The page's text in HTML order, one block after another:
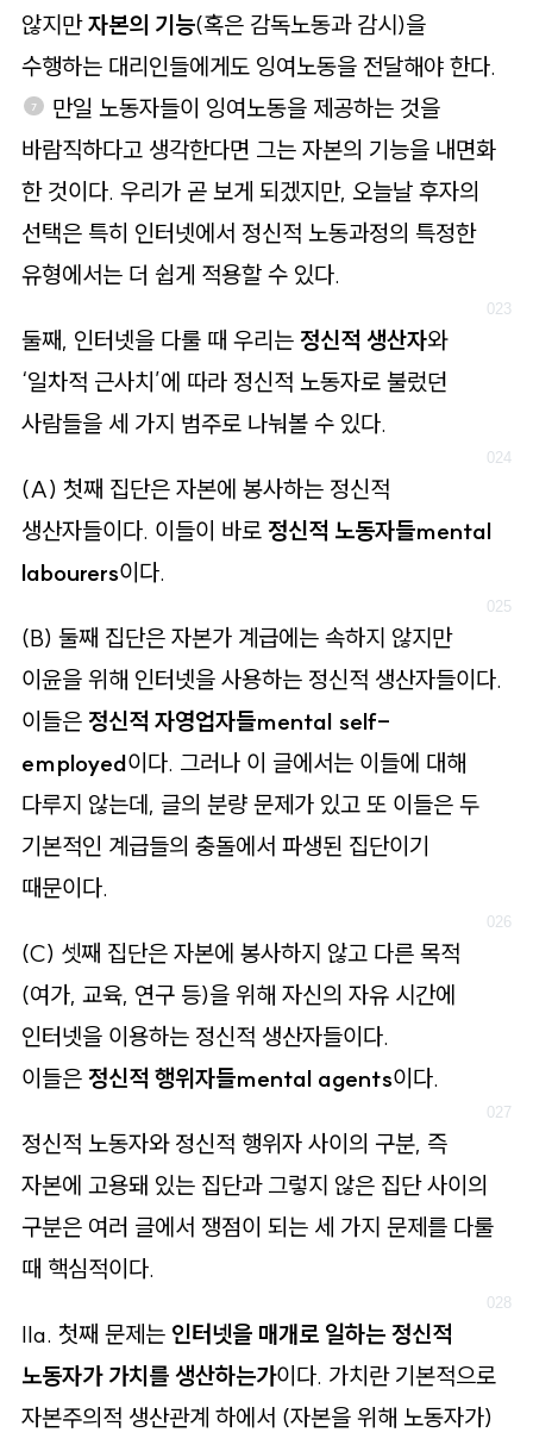
않지만자본의 기능(혹은 감독노동과 감시)을
수행하는 대리인들에게도 잉여노동을 전달해야 한다.
7
만일 노동자들이 잉여노동을 제공하는 것을
바람직하다고 생각한다면 그는 자본의 기능을 내면화
한 것이다. 우리가 곧 보게 되겠지만, 오늘날 후자의
선택은 특히 인터넷에서 정신적 노동과정의 특정한
유형에서는 더 쉽게 적용할 수 있다.
둘째, 인터넷을 다룰 때 우리는 정신적 생산자와
‘일차적 근사치’에 따라 정신적 노동자로 불렀던
사람들을 세 가지 범주로 나눠볼 수 있다.
(A) 첫째 집단은 자본에 봉사하는 정신적
생산자들이다. 이들이 바로 정신적 노동자들mental
labourers이다.
(B) 둘째 집단은 자본가 계급에는 속하지 않지만
이윤을 위해 인터넷을 사용하는 정신적 생산자들이다.
이들은 정신적 자영업자들mental self-
employed이다. 그러나 이 글에서는 이들에 대해
다루지 않는데, 글의 분량 문제가 있고 또 이들은 두
기본적인 계급들의 충돌에서 파생된 집단이기
때문이다.
(C) 셋째 집단은 자본에 봉사하지 않고 다른 목적
(여가, 교육, 연구 등)을 위해 자신의 자유 시간에
인터넷을 이용하는 정신적 생산자들이다.
이들은 정신적 행위자들mental agents이다.
정신적 노동자와 정신적 행위자 사이의 구분, 즉
자본에 고용돼 있는 집단과 그렇지 않은 집단 사이의
구분은 여러 글에서 쟁점이 되는 세 가지 문제를 다룰
때 핵심적이다.
IIa. 첫째 문제는 인터넷을 매개로 일하는 정신적
노동자가 가치를 생산하는가이다. 가치란 기본적으로
자본주의적 생산관계 하에서 (자본을 위해 노동자가)